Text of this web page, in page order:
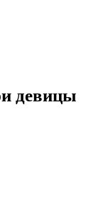
девицы